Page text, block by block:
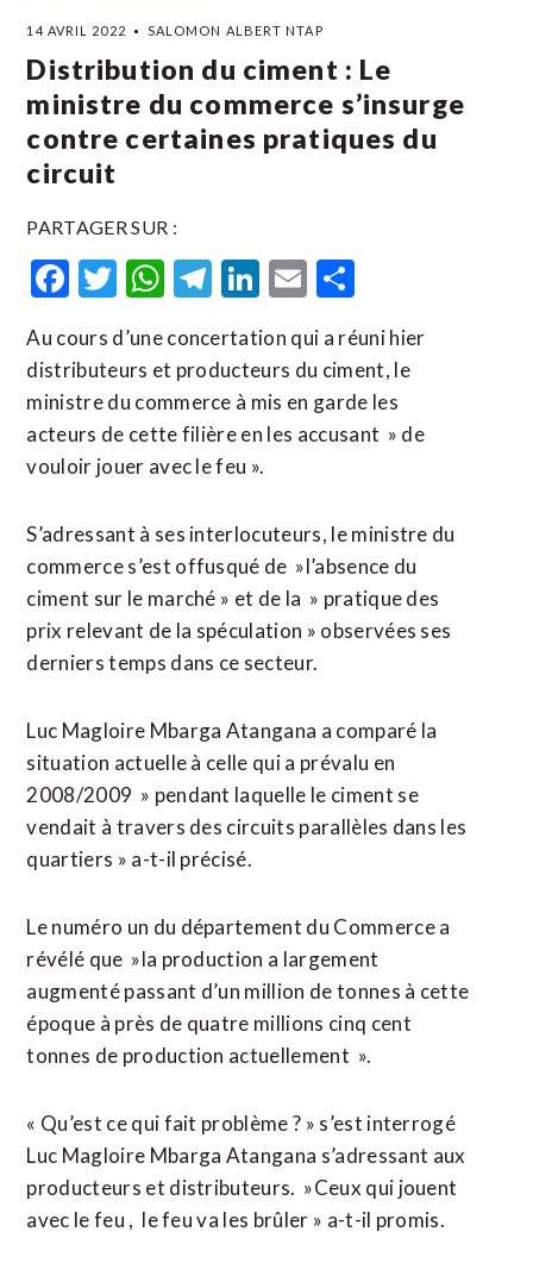
14 AVRIL 2022 SALOMON ALBERT NTAP
Distribution du ciment : Le
ministre du commerce s’insurge
contre certaines pratiques du
circuit
PARTAGER SUR :
Facebook
Twitter
WhatsApp
Telegram
LinkedIn
Email
Au cours d’une concertation qui a réuni hier
distributeurs et producteurs du ciment, le
ministre du commerce à mis en garde les
acteurs de cette filière en les accusant » de
vouloir jouer avec le feu ».
S’adressant à ses interlocuteurs, le ministre du
commerce s’est offusqué de »l’absence du
ciment sur le marché » et de la » pratique des
prix relevant de la spéculation » observées ses
derniers temps dans ce secteur.
Luc Magloire Mbarga Atangana a comparé la
situation actuelle à celle qui a prévalu en
2008/2009 » pendant laquelle le ciment se
vendait à travers des circuits parallèles dans les
quartiers » a-t-il précisé.
Le numéro un du département du Commerce a
révélé que »la production a largement
augmenté passant d’un million de tonnes à cette
époque à près de quatre millions cinq cent
tonnes de production actuellement ».
« Qu’est ce qui fait problème ? » s’est interrogé
Luc Magloire Mbarga Atangana s’adressant aux
producteurs et distributeurs. »Ceux qui jouent
avec le feu , le feu va les brûler » a-t-il promis.